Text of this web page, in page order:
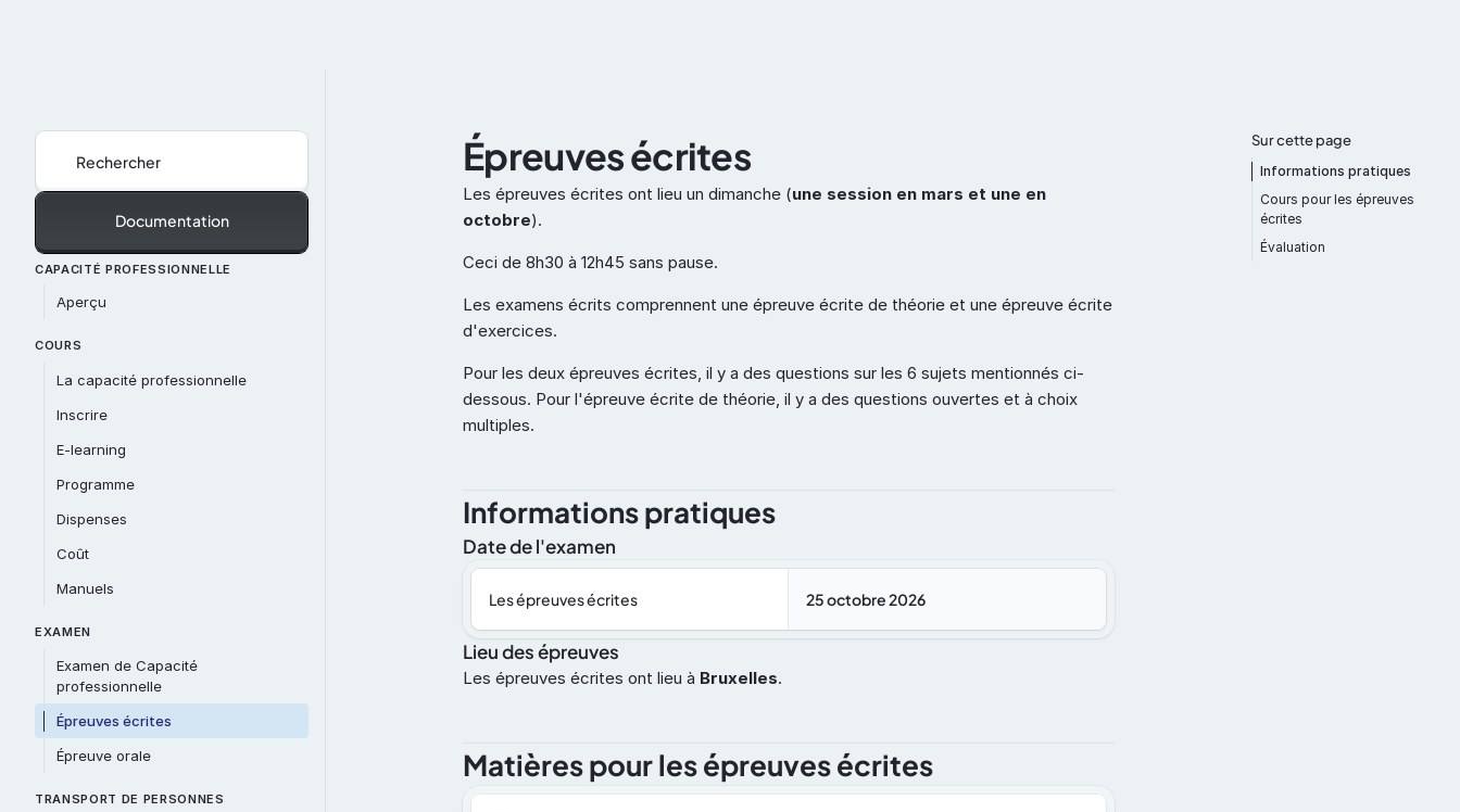
Rechercher
Documentation
CAPACITÉ PROFESSIONNELLE
Aperçu
COURS
La capacité professionnelle
Inscrire
Programme
Dispenses
Coût
Manuels
EXAMEN
Examen de Capacité
professionnelle
Épreuves écrites
Épreuve orale
TRANSPORT DE PERSONNES
Épreuves écrites
Les épreuves écrites ont lieu un dimanche (une session en mars et une en
octobre).
Ceci de 8h30 à 12h45 sans pause.
Les examens écrits comprennent une épreuve écrite de théorie et une épreuve écrite
d'exercices.
Pour les deux épreuves écrites, il y a des questions sur les 6 sujets mentionnés ci-
dessous. Pour l'épreuve écrite de théorie, il y a des questions ouvertes et à choix
multiples.
Informations pratiques
Date de l'examen
Les épreuves écrites 25 octobre 2026
Lieu des épreuves
Les épreuves écrites ont lieu à Bruxelles.
Matières pour les épreuves écrites
Sur cette page
Informations pratiques
Cours pour les épreuves
écrites
Évaluation